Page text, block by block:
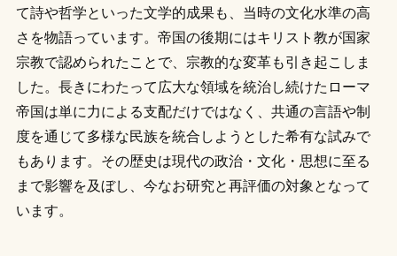
て詩や哲学といった文学的成果も、当時の文化水準の高
さを物語っています。帝国の後期にはキリスト教が国家
宗教で認められたことで、宗教的な変革も引き起こしま
した。長きにわたって広大な領域を統治し続けたローマ
帝国は単に力による支配だけではなく、共通の言語や制
度を通じて多様な民族を統合しようとした希有な試みで
もあります。その歴史は現代の政治・文化・思想に至る
まで影響を及ぼし、今なお研究と再評価の対象となって
います。